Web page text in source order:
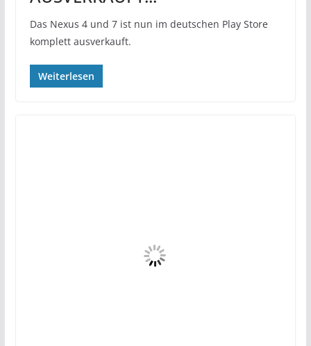
Das Nexus 4 und 7 ist nun im deutschen Play Store
komplett ausverkauft.
Weiterlesen